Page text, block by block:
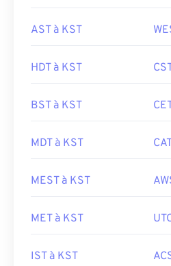
AST à KST
HDT à KST
BST à KST
MDT à KST
MEST à KST
MET à KST
IST à KST